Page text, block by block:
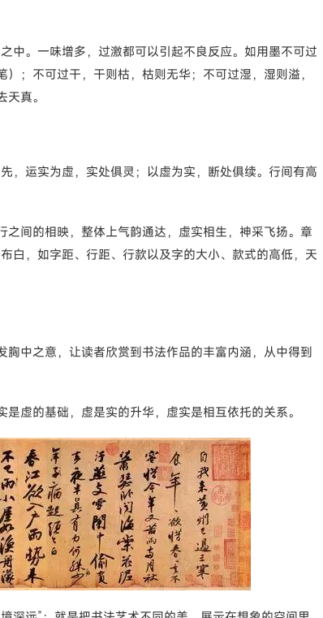
中。一味增多，过激都可以引起不良反应。如用墨不可过
；不可过干，干则枯，枯则无华；不可过湿，湿则溢，
真。
，运实为虚，实处俱灵；以虚为实，断处俱续。行间有高
间的相映，整体上气韵通达，虚实相生，神采飞扬。章
白，如字距、行距、行款以及字的大小、款式的高低，天
中之意，让读者欣赏到书法作品的丰富内涵，从中得到
虚的基础，虚是实的升华，虚实是相互依托的关系。